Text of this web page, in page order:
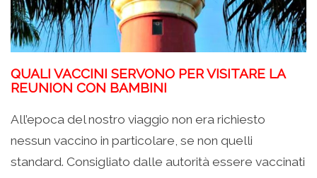
QUALI VACCINI SERVONO PER VISITARE LA
REUNION CON BAMBINI
All’epoca del nostro viaggio non era richiesto
nessun vaccino in particolare, se non quelli
standard. Consigliato dalle autorità essere vaccinati